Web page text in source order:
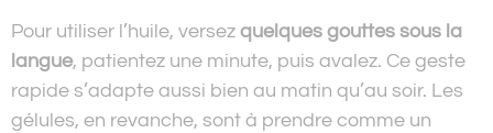
Pour utiliser l’huile, versez quelques gouttes sous la
langue, patientez une minute, puis avalez. Ce geste
rapide s’adapte aussi bien au matin qu’au soir. Les
gélules, en revanche, sont à prendre comme un